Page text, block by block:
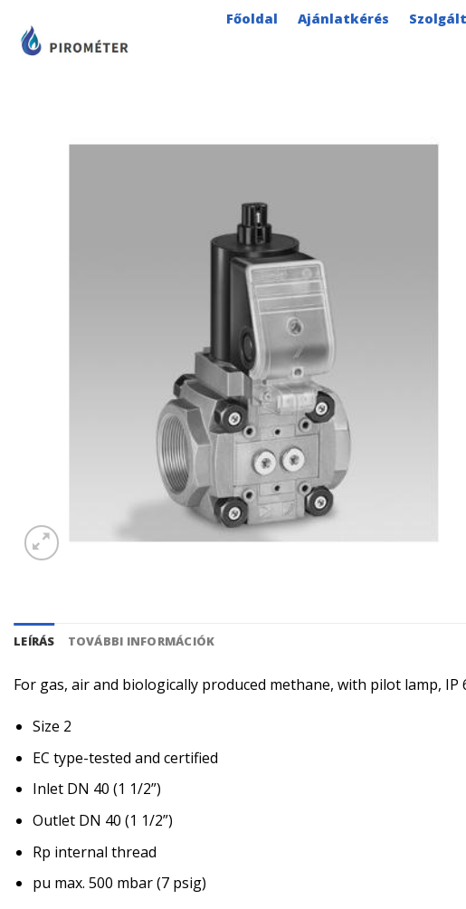
content
Főoldal Ajánlatkérés
LEÍRÁS TOVÁBBI INFORMÁCIÓK
For gas, air and biologically produced methane, with pilot lamp,
Size 2
EC type-tested and certified
Inlet DN 40 (1 1/2”)
Outlet DN 40 (1 1/2”)
Rp internal thread
pu max. 500 mbar (7 psig)